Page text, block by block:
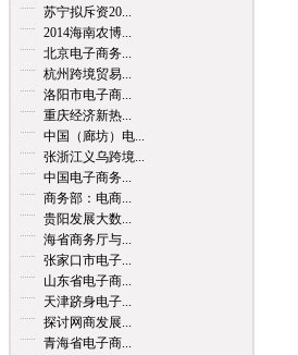
苏宁拟斥资20...
2014海南农博...
北京电子商务...
杭州跨境贸易...
洛阳市电子商...
重庆经济新热...
中国（廊坊）电...
张浙江义乌跨境...
中国电子商务...
商务部：电商...
贵阳发展大数...
海省商务厅与...
张家口市电子...
山东省电子商...
天津跻身电子...
探讨网商发展...
青海省电子商...